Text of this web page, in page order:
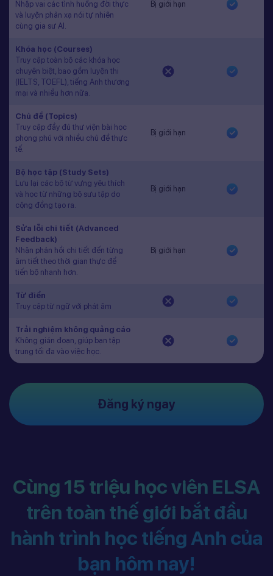
Nhập vai các tình huống đời thực
và luyện phản xạ nói tự nhiên
cùng gia sư AI.
Bị giới hạn
Khóa học (Courses)
Truy cập toàn bộ các khóa học
chuyên biệt, bao gồm luyện thi
(IELTS, TOEFL), tiếng Anh thương
mại và nhiều hơn nữa.
Chủ đề (Topics)
Truy cập đầy đủ thư viện bài học
phong phú với nhiều chủ đề thực
tế.
Bị giới hạn
Bộ học tập (Study Sets)
Lưu lại các bộ từ vựng yêu thích
và học từ những bộ sưu tập do
cộng đồng tạo ra.
Bị giới hạn
Sửa lỗi chi tiết (Advanced
Feedback)
Nhận phản hồi chi tiết đến từng
âm tiết theo thời gian thực để
tiến bộ nhanh hơn.
Bị giới hạn
Từ điển
Truy cập từ ngữ với phát âm
Trải nghiệm không quảng cáo
Không gián đoạn, giúp bạn tập
trung tối đa vào việc học.
Đăng ký ngay
Cùng 15 triệu học viên ELSA
trên toàn thế giới bắt đầu
hành trình học tiếng Anh của
bạn hôm nay!